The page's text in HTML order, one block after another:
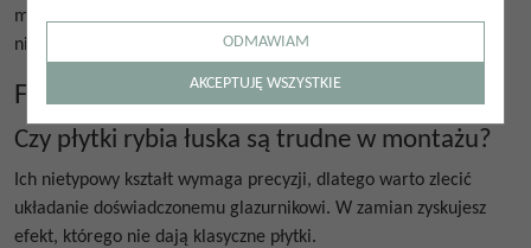
mogą odmienić wygląd Twojego wnętrza, nadając mu
niepowtarzalny styl.
FAQ – najczęściej zadawane pytania
Czy płytki rybia łuska są trudne w montażu?
Ich nietypowy kształt wymaga precyzji, dlatego warto zlecić
układanie doświadczonemu glazurnikowi. W zamian zyskujesz
efekt, którego nie dają klasyczne płytki.
ODMAWIAM
AKCEPTUJĘ WSZYSTKIE